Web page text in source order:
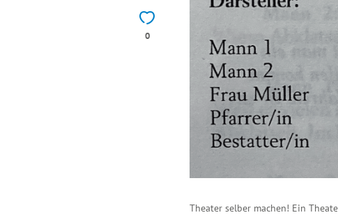
0
Theater selber machen! Ein